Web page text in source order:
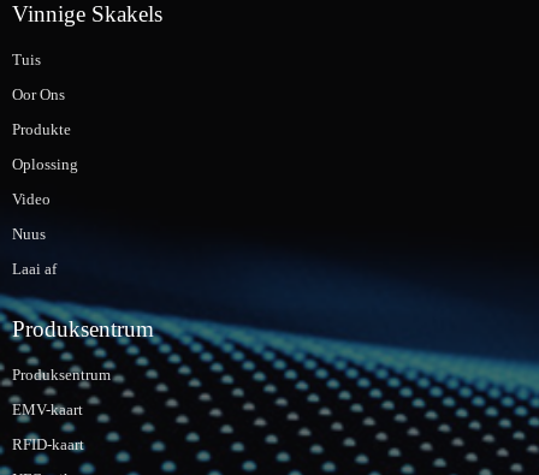
Vinnige Skakels
Tuis
Oor Ons
Produkte
Oplossing
Video
Nuus
Laai af
Produksentrum
Produksentrum
EMV-kaart
RFID-kaart